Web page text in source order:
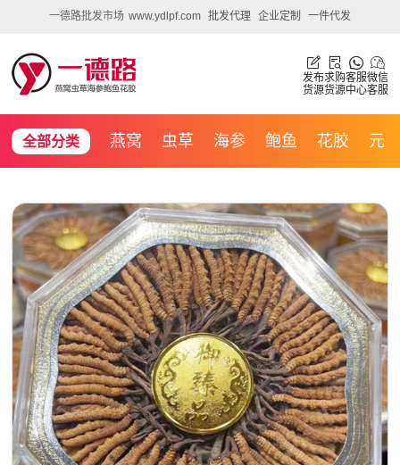
一德路批发市场 www.ydlpf.com 批发代理 企业定制 一件代发
发布
货源
求购
货源
客服
中心
微信
客服
全部分类 燕窝 虫草 海参 鲍鱼 花胶 元
三七 天麻 灵芝 雪蛤 藏红花 陈皮 化橘
红 羊肚菌 猴头菇